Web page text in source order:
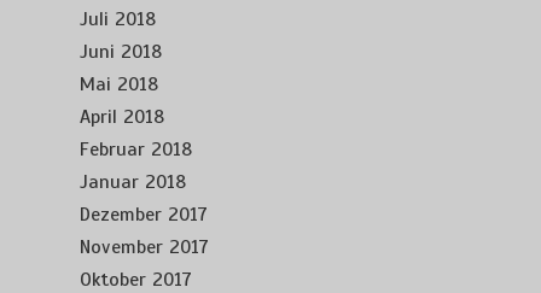
Juli 2018
Juni 2018
Mai 2018
April 2018
Februar 2018
Januar 2018
Dezember 2017
November 2017
Oktober 2017